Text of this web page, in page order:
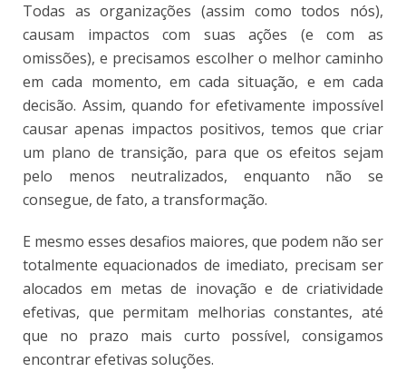
Todas as organizações (assim como todos nós),
causam impactos com suas ações (e com as
omissões), e precisamos escolher o melhor caminho
em cada momento, em cada situação, e em cada
decisão. Assim, quando for efetivamente impossível
causar apenas impactos positivos, temos que criar
um plano de transição, para que os efeitos sejam
pelo menos neutralizados, enquanto não se
consegue, de fato, a transformação.
E mesmo esses desafios maiores, que podem não ser
totalmente equacionados de imediato, precisam ser
alocados em metas de inovação e de criatividade
efetivas, que permitam melhorias constantes, até
que no prazo mais curto possível, consigamos
encontrar efetivas soluções.